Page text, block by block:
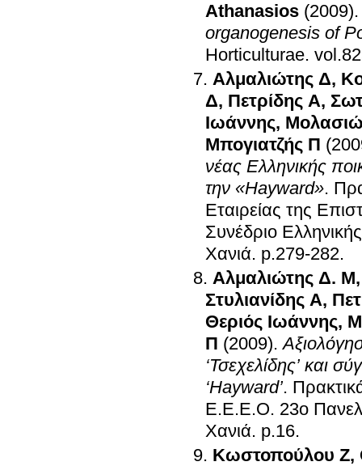
Athanasios (2009)
organogenesis of
Horticulturae.
Αλμαλιώτης Δ,
Δ, Πετρίδης Α,
Ιωάννης,
Μπογιατζής Π
νέας Ελληνικής
την «Hayward».
Εταιρείας της
Συνέδριο
Χανιά. p.279-282.
Αλμαλιώτης Δ. Μ
Στυλιανίδης Α,
Θεριός Ιωάννης,
Π (2009).
‘Τσεχελίδης’ και
‘Hayward’.
Ε.Ε.Ε.Ο. 23ο
Χανιά. p.16.
Κωστοπούλου Ζ,